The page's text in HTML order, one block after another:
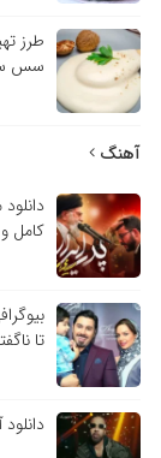
طرز
سس
آهنگ
کامل
تا